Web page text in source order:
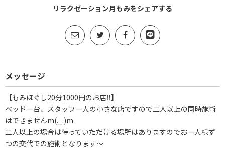
リラクゼーション月もみをシェアする
メッセージ
【もみほぐし20分1000円のお店‼】
ベッド一台、スタッフ一人の小さな店ですので二人以上の同時施術
はできませんm(._.)m
二人以上の場合は待っていただける場所はありますのでお一人様ず
つの交代での施術となります～